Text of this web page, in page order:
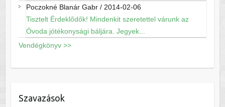
Poczokné Blanár Gabr/ 2014-02-06
Tisztelt Érdeklődők! Mindenkit szeretettel várunk az
Óvoda jótékonysági báljára. Jegyek...
Vendégkönyv >>
Szavazások